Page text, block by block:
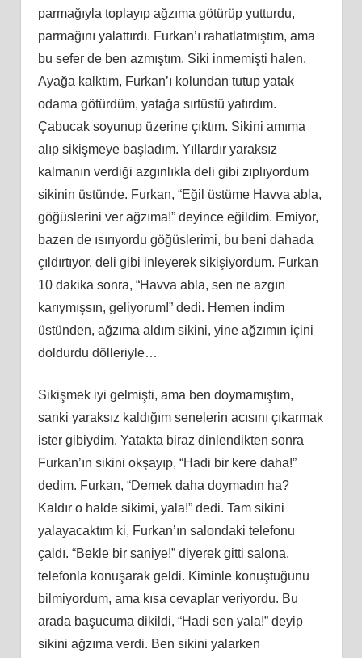
parmağıyla toplayıp ağzıma götürüp yutturdu,
parmağını yalattırdı. Furkan’ı rahatlatmıştım, ama
bu sefer de ben azmıştım. Siki inmemişti halen.
Ayağa kalktım, Furkan’ı kolundan tutup yatak
odama götürdüm, yatağa sırtüstü yatırdım.
Çabucak soyunup üzerine çıktım. Sikini amıma
alıp sikişmeye başladım. Yıllardır yaraksız
kalmanın verdiği azgınlıkla deli gibi zıplıyordum
sikinin üstünde. Furkan, “Eğil üstüme Havva abla,
göğüslerini ver ağzıma!” deyince eğildim. Emiyor,
bazen de ısırıyordu göğüslerimi, bu beni dahada
çıldırtıyor, deli gibi inleyerek sikişiyordum. Furkan
10 dakika sonra, “Havva abla, sen ne azgın
karıymışsın, geliyorum!” dedi. Hemen indim
üstünden, ağzıma aldım sikini, yine ağzımın içini
doldurdu dölleriyle…
Sikişmek iyi gelmişti, ama ben doymamıştım,
sanki yaraksız kaldığım senelerin acısını çıkarmak
ister gibiydim. Yatakta biraz dinlendikten sonra
Furkan’ın sikini okşayıp, “Hadi bir kere daha!”
dedim. Furkan, “Demek daha doymadın ha?
Kaldır o halde sikimi, yala!” dedi. Tam sikini
yalayacaktım ki, Furkan’ın salondaki telefonu
çaldı. “Bekle bir saniye!” diyerek gitti salona,
telefonla konuşarak geldi. Kiminle konuştuğunu
bilmiyordum, ama kısa cevaplar veriyordu. Bu
arada başucuma dikildi, “Hadi sen yala!” deyip
sikini ağzıma verdi. Ben sikini yalarken